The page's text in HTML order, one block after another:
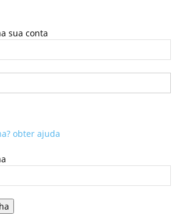
sua conta
obter ajuda